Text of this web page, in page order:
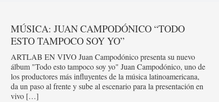
MÚSICA: JUAN CAMPODÓNICO “TODO
ESTO TAMPOCO SOY YO”
ARTLAB EN VIVO Juan Campodónico presenta su nuevo
álbum "Todo esto tampoco soy yo" Juan Campodónico, uno de
los productores más influyentes de la música latinoamericana,
da un paso al frente y sube al escenario para la presentación en
vivo […]